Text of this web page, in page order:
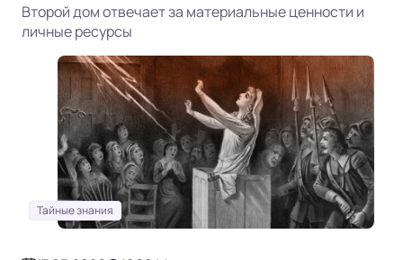
Второй дом отвечает за материальные ценности и
личные ресурсы
Тайные знания